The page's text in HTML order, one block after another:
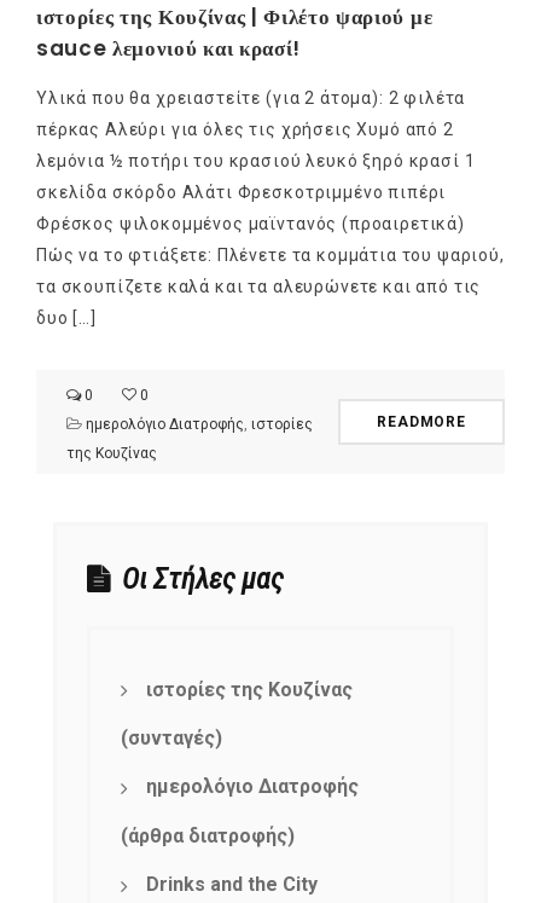
ιστορίες της Κουζίνας | Φιλέτο ψαριού με
sauce λεμονιού και κρασί!
Υλικά που θα χρειαστείτε (για 2 άτομα): 2 φιλέτα
πέρκας Αλεύρι για όλες τις χρήσεις Χυμό από 2
λεμόνια ½ ποτήρι του κρασιού λευκό ξηρό κρασί 1
σκελίδα σκόρδο Αλάτι Φρεσκοτριμμένο πιπέρι
Φρέσκος ψιλοκομμένος μαϊντανός (προαιρετικά)
Πώς να το φτιάξετε: Πλένετε τα κομμάτια του ψαριού,
τα σκουπίζετε καλά και τα αλευρώνετε και από τις
δυο […]
0
0
ημερολόγιο Διατροφής ιστορίες
της Κουζίνας
READMORE
Οι Στήλες μας
ιστορίες της Κουζίνας
(συνταγές)
ημερολόγιο Διατροφής
(άρθρα διατροφής)
Drinks and the City